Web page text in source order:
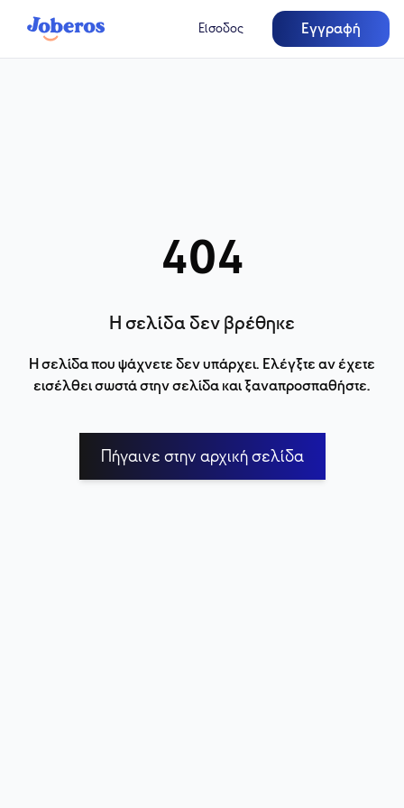
Είσοδος Εγγραφή
404
Η σελίδα δεν βρέθηκε
Η σελίδα που ψάχνετε δεν υπάρχει. Ελέγξτε αν έχετε
εισέλθει σωστά στην σελίδα και ξαναπροσπαθήστε.
Πήγαινε στην αρχική σελίδα